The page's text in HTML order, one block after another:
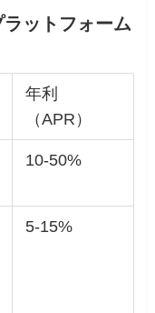
ットフォーム
年利
（APR）
10-50%
5-15%